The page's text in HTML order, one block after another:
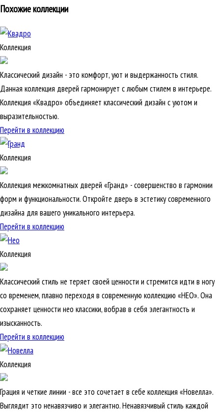
Похожие коллекции
Коллекция
Классический дизайн - это комфорт, уют и выдержанность стиля.
Данная коллекция дверей гармонирует с любым стилем в интерьере.
Коллекция «Квадро» объединяет классический дизайн с уютом и
выразительностью.
Перейти в коллекцию
Коллекция
Коллекция межкомнатных дверей «Гранд» - совершенство в гармонии
форм и функциональности. Откройте дверь в эстетику современного
дизайна для вашего уникального интерьера.
Перейти в коллекцию
Коллекция
Классический стиль не теряет своей ценности и стремится идти в ногу
со временем, плавно переходя в современную коллекцию «НЕО». Она
сохраняет ценности нео классики, вобрав в себя элегантность и
изысканность.
Перейти в коллекцию
Коллекция
Грация и четкие линии - все это сочетает в себе коллекция «Новелла».
Выглядит это ненавязчиво и элегантно. Ненавязчивый стиль каждой